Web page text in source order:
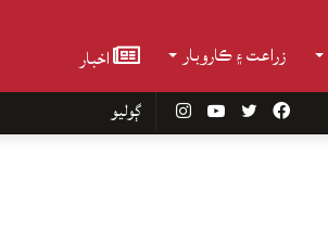
زراعت ۽ ڪاروبار اخبار
InstagramYouTube Twitter
Facebook